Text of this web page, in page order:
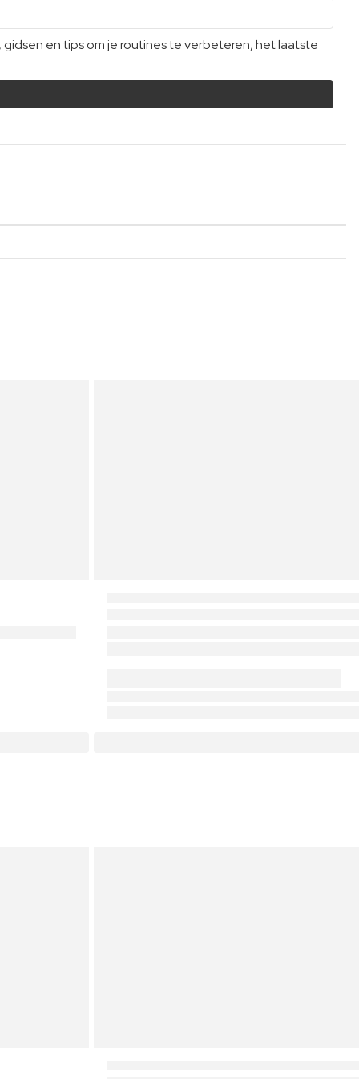
en tips om je routines te verbeteren, het laatste